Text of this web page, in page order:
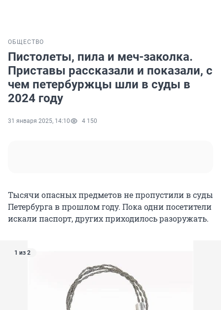
ОБЩЕСТВО
Пистолеты, пила и меч-заколка.
Приставы рассказали и показали, с
чем петербуржцы шли в суды в
2024 году
31 января 2025, 14:10 4 150
Тысячи опасных предметов не пропустили в суды
Петербурга в прошлом году. Пока одни посетители
искали паспорт, других приходилось разоружать.
1 из 2